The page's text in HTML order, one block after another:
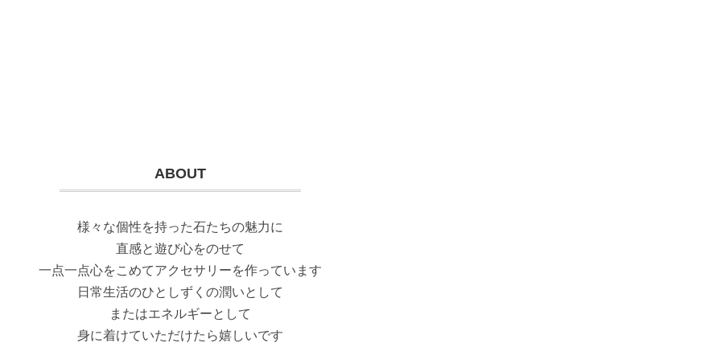
ABOUT
様々な個性を持った石たちの魅力に
直感と遊び心をのせて
一点一点心をこめてアクセサリーを作っています
日常生活のひとしずくの潤いとして
またはエネルギーとして
身に着けていただけたら嬉しいです